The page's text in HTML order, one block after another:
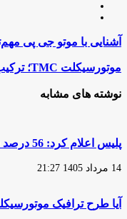
آشنایی
موتو
جی
پی
مهم‌ترین
جهان
آشنایی با موتو جی پی
موتورسیکلت
ترکیب
انقلابی
با
چرخ‌های
36
اینچ/
موتورسیکلت TMC؛ ترکیب انقلابی موتور هواپیما با چرخ‌های 36 اینچ/ فیلم
نوشته های مشابه
پلیس اعلام کرد: 56 درصد فوتی‌های تصادفات قم را راکبان موتورسیکلت تشکیل می‌دهند
14 مرداد 1405 21:27
آیا طرح ترافیک